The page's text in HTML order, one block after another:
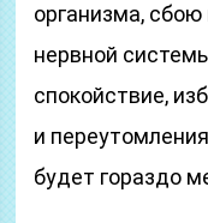
организма, сбою
нервной
спокойствие,
и
будет гораздо